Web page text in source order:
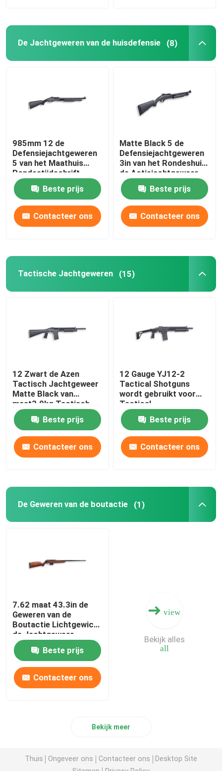
Thuis
Over ons
Kwaliteitscontrole
Neem contact met ons op
Nieuws
Vraag een offerte
De Jachtgeweren van de pompactie
Tactische Jachtgeweren
De Geweren van de boutactie
Semi Automatische Geweren
Kies Geschotene Jachtgeweren uit
Kanontoebehoren
Kanonoptica
De Jachtgeweren van de huisdefensie (8)
985mm 12 de
Defensiejachtgeweren
5 van het Maathuis
Rondestijdschrift
Beste prijs
Contacteer ons
Matte Black 5 de
Defensiejachtgeweren
3in van het Rondeshuis
de Actiejachtgeweer
van de Kamerpomp
Beste prijs
Contacteer ons
Tactische Jachtgeweren (15)
12 Zwart de Azen
Tactisch Jachtgeweer
Matte Black van
maat3.9kg Tactisch
Jachtgeweren
Beste prijs
Contacteer ons
12 Gauge YJ12-2
Tactical Shotguns
wordt gebruikt voor
Tactical
Beste prijs
Contacteer ons
De Geweren van de boutactie (1)
7.62 maat 43.3in de
Geweren van de
Boutactie Lichtgewicht
de Jachtgeweer
Beste prijs
Contacteer ons
view
all
Bekijk alles
Bekijk meer
Thuis Ongeveer ons Contacteer ons
Desktop Site